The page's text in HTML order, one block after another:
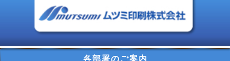
各部署のご案内